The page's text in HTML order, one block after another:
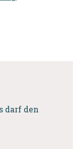
darf den